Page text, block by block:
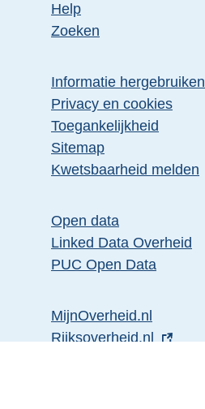
Help
Zoeken
Informatie hergebruiken
Privacy en cookies
Toegankelijkheid
Sitemap
E
t
e
r
l
i
Kwetsbaarheid melden
Open data
Linked Data Overheid
PUC Open Data
MijnOverheid.nl
E
Rijksoverheid.nl